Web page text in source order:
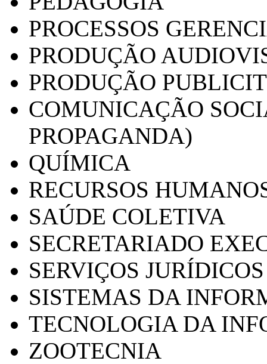
PROCESSOS
PRODUÇÃO
PRODUÇÃO
COMUNICAÇÃO
PROPAGANDA)
QUÍMICA
RECURSOS
SAÚDE COLETIVA
SECRETARIADO
SERVIÇOS
SISTEMAS DA
TECNOLOGIA DA
ZOOTECNIA